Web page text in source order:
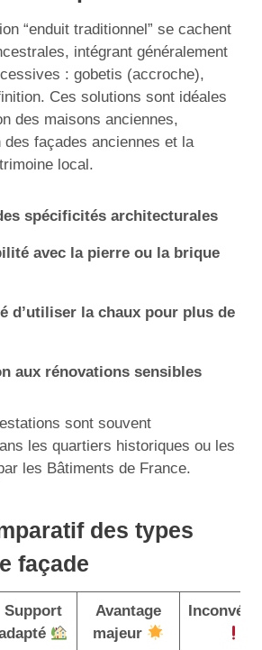
“enduit traditionnel” se cachent
intégrant généralement
: gobetis (accroche),
Ces solutions sont idéales
des maisons anciennes,
des façades anciennes et la
local.
spécificités architecturales
avec la pierre ou la brique
d’utiliser la chaux pour plus de
aux rénovations sensibles
sont souvent
les quartiers historiques ou les
les Bâtiments de France.
des types
façade
Support
Avantage
majeur